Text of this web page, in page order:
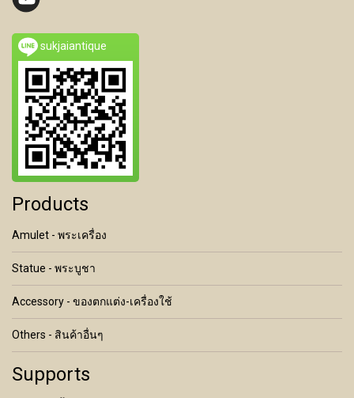
sukjaiantique
Products
Amulet - พระเครื่อง
Statue - พระบูชา
Accessory - ของตกแต่ง-เครื่องใช้
Others - สินค้าอื่นๆ
Supports